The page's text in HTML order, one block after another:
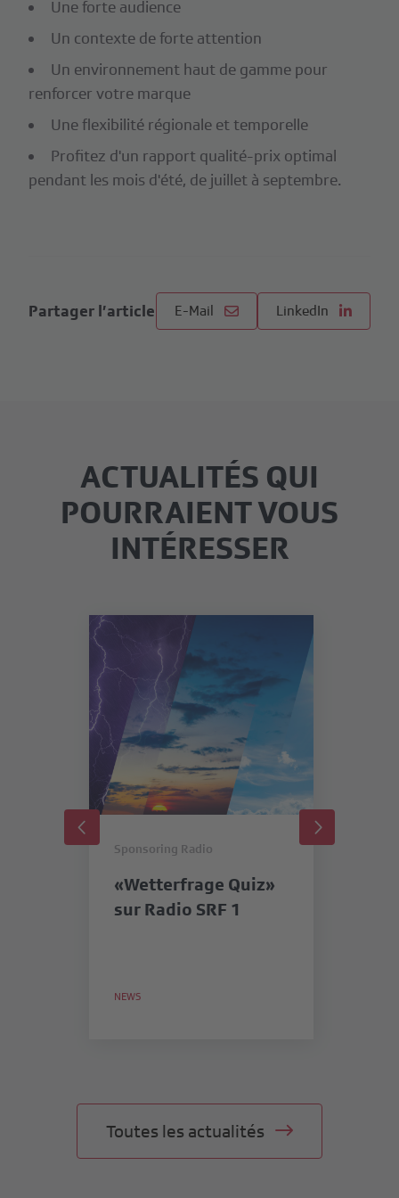
Une forte audience
Un contexte de forte attention
Un environnement haut de gamme pour
renforcer votre marque
Une flexibilité régionale et temporelle
Profitez d'un rapport qualité-prix optimal
pendant les mois d'été, de juillet à septembre.
Partager l’article E-Mail LinkedIn
ACTUALITÉS QUI
POURRAIENT VOUS
INTÉRESSER
Sponsoring Radio
«Wetterfrage Quiz»
sur Radio SRF 1
NEWS
Toutes les actualités